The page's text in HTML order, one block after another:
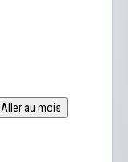
Aller au mois